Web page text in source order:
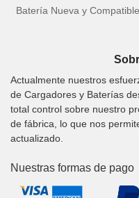
Batería Nueva y
Actualmente nuestros
de Cargadores y Baterías
total control sobre nuestro
de fábrica, lo que nos
actualizado.
Nuestras formas de pago